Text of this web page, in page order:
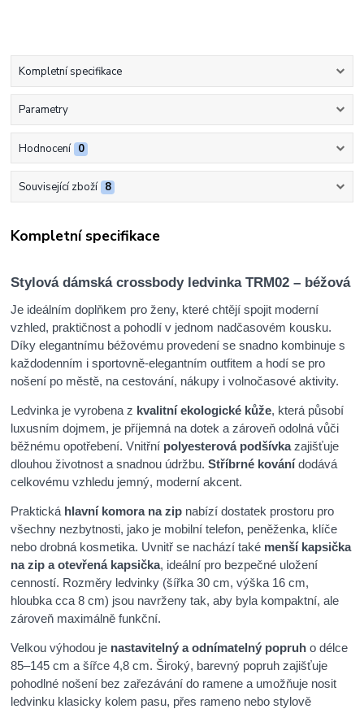
Kompletní specifikace
Parametry
Hodnocení 0
Související zboží 8
Kompletní specifikace
Stylová dámská crossbody ledvinka TRM02 – béžová
Je ideálním doplňkem pro ženy, které chtějí spojit moderní
vzhled, praktičnost a pohodlí v jednom nadčasovém kousku.
Díky elegantnímu béžovému provedení se snadno kombinuje s
každodenním i sportovně-elegantním outfitem a hodí se pro
nošení po městě, na cestování, nákupy i volnočasové aktivity.
Ledvinka je vyrobena z kvalitní ekologické kůže, která působí
luxusním dojmem, je příjemná na dotek a zároveň odolná vůči
běžnému opotřebení. Vnitřní polyesterová podšívkazajišťuje
dlouhou životnost a snadnou údržbu.Stříbrné kovánídodává
celkovému vzhledu jemný, moderní akcent.
Praktická hlavní komora na zip nabízí dostatek prostoru pro
všechny nezbytnosti, jako je mobilní telefon, peněženka, klíče
nebo drobná kosmetika. Uvnitř se nachází také menší kapsička
na zip a otevřená kapsička, ideální pro bezpečné uložení
cenností. Rozměry ledvinky (šířka 30 cm, výška 16 cm,
hloubka cca 8 cm) jsou navrženy tak, aby byla kompaktní, ale
zároveň maximálně funkční.
Velkou výhodou je nastavitelný a odnímatelný popruh o délce
85–145 cm a šířce 4,8 cm. Široký, barevný popruh zajišťuje
pohodlné nošení bez zařezávání do ramene a umožňuje nosit
ledvinku klasicky kolem pasu, přes rameno nebo stylově